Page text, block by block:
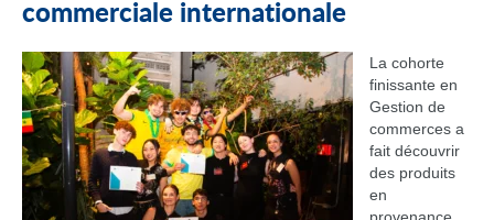
commerciale internationale
La cohorte
finissante en
Gestion de
commerces a
fait découvrir
des produits
en